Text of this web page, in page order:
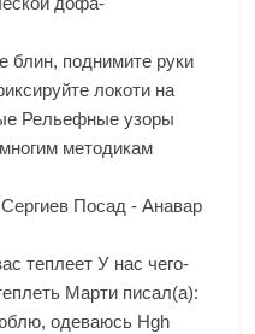
блин, поднимите руки
локоти на
Рельефные узоры
методикам
Посад - Анавар
теплеет У нас чего-
Марти писал(а):
одеваюсь Hgh